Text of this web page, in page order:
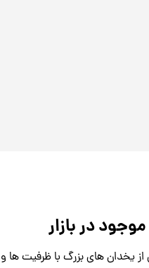
در بازار
از یخدان‌ های بزرگ با ظرفیت‌